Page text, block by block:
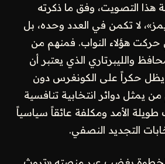
هذا التصويت، وفق ما ذكرته
لا تكمن في العدد وحده، بل
حركت هؤلاء النواب. فمنهم من
والليبرتاري الذي يعتبر أن
حكراً على الكونغرس دون
يمثل دوائر انتخابية تنافسية
الأمد ومكلفة عائقاً سياسياً
التجديد النصفي.